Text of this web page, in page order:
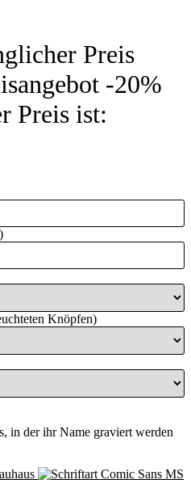
Preis
-20%
Preis ist:
Knöpfen)
in der ihr Name graviert werden